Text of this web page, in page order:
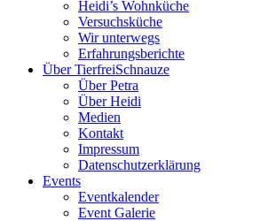
Heidi’s Wohnküche
Versuchsküche
Wir unterwegs
Erfahrungsberichte
Über TierfreiSchnauze
Über Petra
Über Heidi
Medien
Kontakt
Impressum
Datenschutzerklärung
Events
Eventkalender
Event Galerie